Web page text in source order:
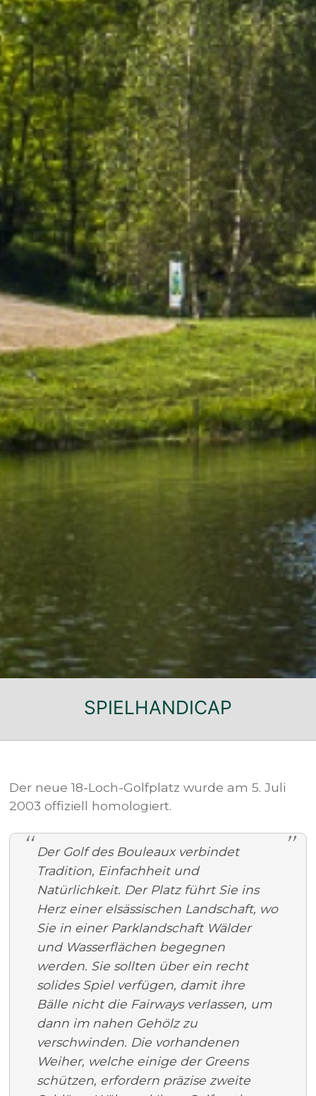
SPIELHANDICAP
Der neue 18-Loch-Golfplatz wurde am 5. Juli
2003 offiziell homologiert.
Der Golf des Bouleaux verbindet
Tradition, Einfachheit und
Natürlichkeit. Der Platz führt Sie ins
Herz einer elsässischen Landschaft, wo
Sie in einer Parklandschaft Wälder
und Wasserflächen begegnen
werden. Sie sollten über ein recht
solides Spiel verfügen, damit ihre
Bälle nicht die Fairways verlassen, um
dann im nahen Gehölz zu
verschwinden. Die vorhandenen
Weiher, welche einige der Greens
schützen, erfordern präzise zweite